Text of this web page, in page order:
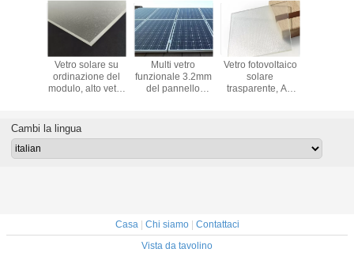
Vetro solare su
ordinazione del
modulo, alto vetro
luce
Multi vetro
funzionale 3.2mm
del pannello
della doccia
Vetro fotovoltaico
solare
trasparente, AR
vetro solare
Cambi la lingua
Casa| Chi siamo| Contattaci
Vista da tavolino